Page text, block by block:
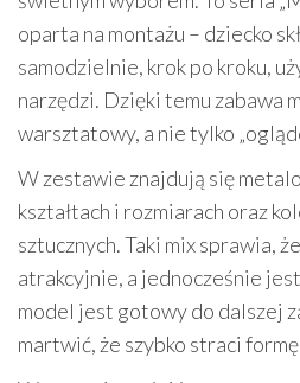
oparta na montażu – dziecko
samodzielnie, krok po kroku,
narzędzi. Dzięki temu zabawa
warsztatowy, a nie tylko
W zestawie znajdują się
kształtach i rozmiarach oraz
sztucznych. Taki mix sprawia,
atrakcyjnie, a jednocześnie
model jest gotowy do dalszej
martwić, że szybko straci